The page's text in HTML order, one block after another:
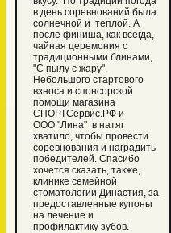
в день соревнований была
солнечной и теплой. А
после финиша, как всегда,
чайная церемония с
традиционными блинами,
"С пылу с жару".
Небольшого стартового
взноса и спонсорской
помощи магазина
СПОРТСервис.РФ и
ООО "Лина" в натяг
хватило, чтобы провести
соревнования и наградить
победителей. Спасибо
хочется сказать, также,
клинике семейной
стоматологии Династия, за
предоставленные купоны
на лечение и
профилактику зубов.